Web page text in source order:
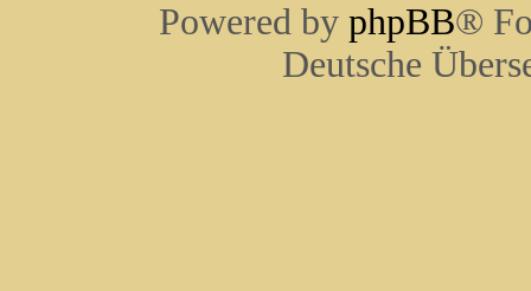
Powered by phpBB®
Deutsche